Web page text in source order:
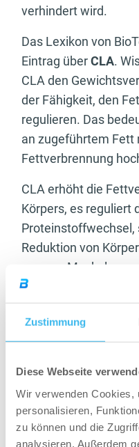
Zustimmung
Diese Webseite
Wir verwenden Cookies,
personalisieren,
zu können und die
analysieren. Außerdem
verhindert wird.
Das Lexikon von
Eintrag überCLA.
CLA den
der Fähigkeit, den
regulieren. Das
an zugeführtem Fett
Fettverbrennung
CLA erhöht die
Körpers, es reguliert
Reduktion von
magere
aber es verhindert,
wachsen. Es arbeitet
Fettzellen zuständig
Laut einer Studie,
Ernährung